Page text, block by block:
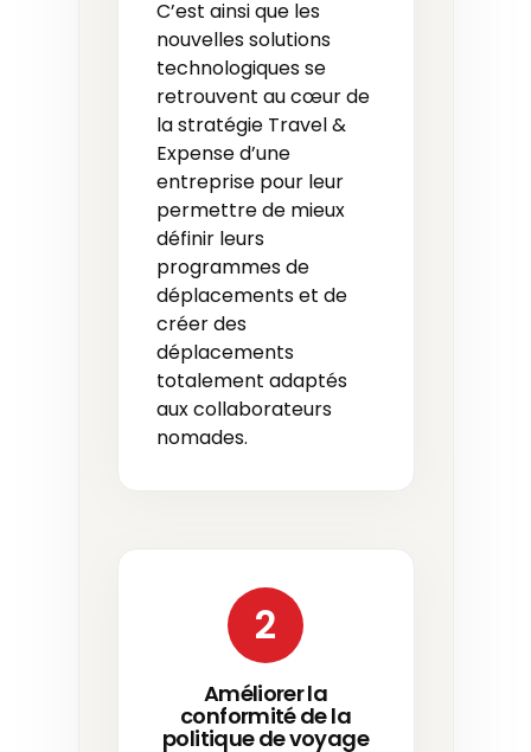
C’est ainsi que les
nouvelles solutions
technologiques se
retrouvent au cœur de
la stratégie Travel &
Expense d’une
entreprise pour leur
permettre de mieux
définir leurs
programmes de
déplacements et de
créer des
déplacements
totalement adaptés
aux collaborateurs
nomades.
2
Améliorer la
conformité de la
politique de voyage